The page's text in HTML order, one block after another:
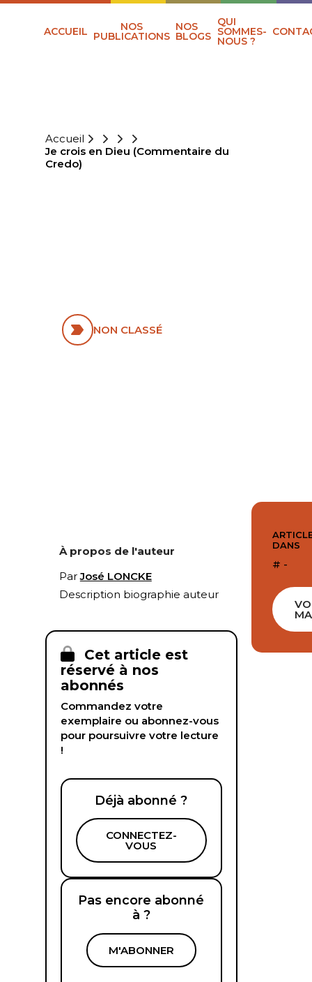
ACCUEIL NOS
PUBLICATIONS
NOS
BLOGS
QUI
SOMMES-
NOUS ?
Accueil
Je crois en Dieu (Commentaire du
Credo)
NON CLASSÉ
À propos de l'auteur
ParJosé LONCKE
Description biographie auteur
Cet article est
réservé à nos
abonnés
Commandez votre
exemplaire ou abonnez-vous
pour poursuivre votre lecture
!
Déjà abonné ?
CONNECTEZ-
VOUS
Pas encore abonné
à ?
M'ABONNER
DANS
# -